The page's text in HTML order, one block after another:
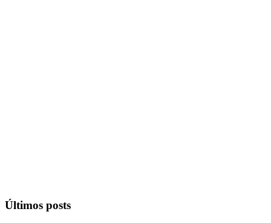
Últimos posts